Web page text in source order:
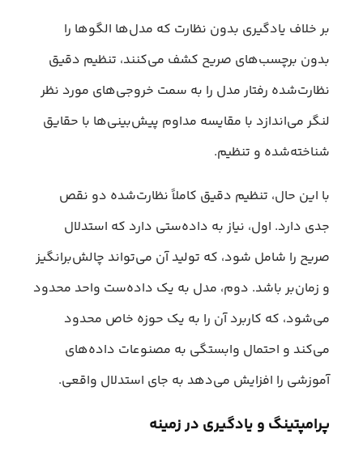
بر خلاف یادگیری بدون نظارت که مدل‌ها الگوها را
بدون برچسب‌های صریح کشف می‌کنند، تنظیم دقیق
نظارت‌شده رفتار مدل را به سمت خروجی‌های مورد نظر
لنگر می‌اندازد با مقایسه مداوم پیش‌بینی‌ها با حقایق
شناخته‌شده و تنظیم.
با این حال، تنظیم دقیق کاملاً نظارت‌شده دو نقص
جدی دارد. اول، نیاز به داده‌ستی دارد که استدلال
صریح را شامل شود، که تولید آن می‌تواند چالش‌برانگیز
و زمان‌بر باشد. دوم، مدل به یک داده‌ست واحد محدود
می‌شود، که کاربرد آن را به یک حوزه خاص محدود
می‌کند و احتمال وابستگی به مصنوعات داده‌های
آموزشی را افزایش می‌دهد به جای استدلال واقعی.
پرامپتینگ و یادگیری در زمینه